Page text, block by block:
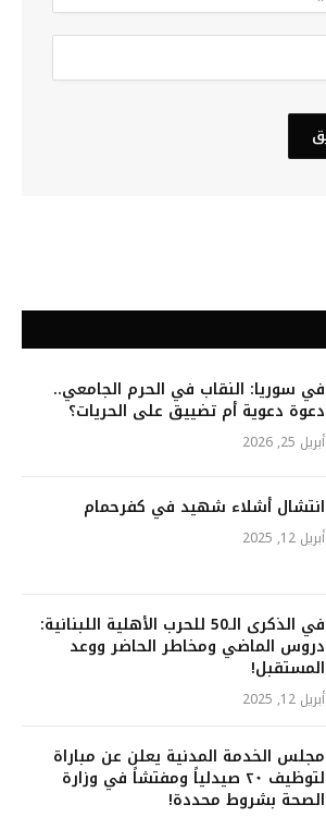
في سوريا: النقاب في الحرم الجامعي..
دعوة دعوية أم تضييق على الحريات؟
أبريل 25, 2026
انتشال أشلاء شهيد في كفرحمام
أبريل 12, 2025
في الذكرى الـ50 للحرب الأهلية اللبنانية:
دروس الماضي ومخاطر الحاضر ووعد
المستقبل!
أبريل 12, 2025
مجلس الخدمة المدنية يعلن عن مباراة
لتوظيف ٢٠ صيدلياً ومفتشاً في وزارة
الصحة بشروط محددة!